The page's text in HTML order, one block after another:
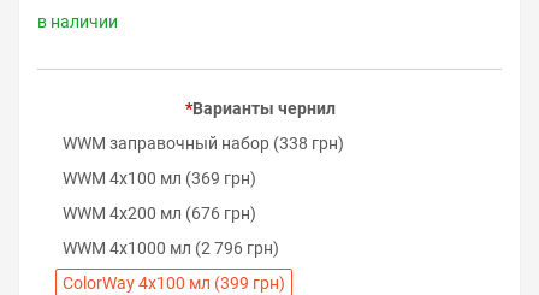
в наличии
Варианты чернил
WWM заправочный набор (338 грн)
WWM 4х100 мл (369 грн)
WWM 4х200 мл (676 грн)
WWM 4х1000 мл (2 796 грн)
ColorWay 4х100 мл (399 грн)